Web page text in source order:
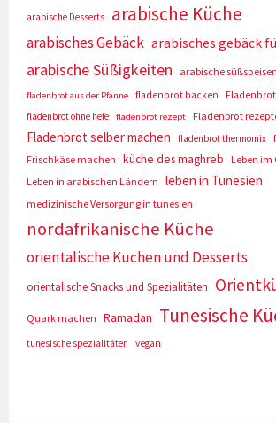
arabische Desserts arabische Küche
arabisches Gebäck arabisches gebäck
arabische Süßigkeiten arabische süßspeisen
fladenbrot aus der Pfanne fladenbrot backen
fladenbrot ohne hefe
fladenbrot rezept Fladenbrot
Fladenbrot selber machen fladenbrot thermomix
Frischkäse machen
küche des maghreb
Leben im
Leben in arabischen Ländern
leben in Tunesien
medizinische Versorgung in tunesien
nordafrikanische Küche
orientalische Kuchen und Desserts
orientalische Snacks und Spezialitäten
Quark machen Ramadan Tunesische
tunesische spezialitäten vegan